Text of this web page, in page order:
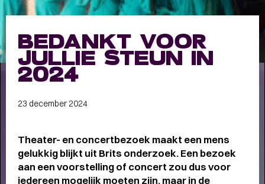
MEET THE BAND:
MUMFORD & SONS-
ALLE STORIESVAN
SPOT GRONINGEN:
NIEUWS,INTERVIEWS
BEDANKT VOOR
JULLIE STEUN IN
2024
23 december 2024
Theater- en concertbezoek maakt een mens
gelukkig blijkt uit Brits onderzoek. Een bezoek
aan een voorstelling of concert zou dus voor
iedereen mogelijk moeten zijn, maar in de